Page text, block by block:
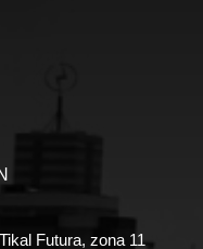
Futura, zona 11